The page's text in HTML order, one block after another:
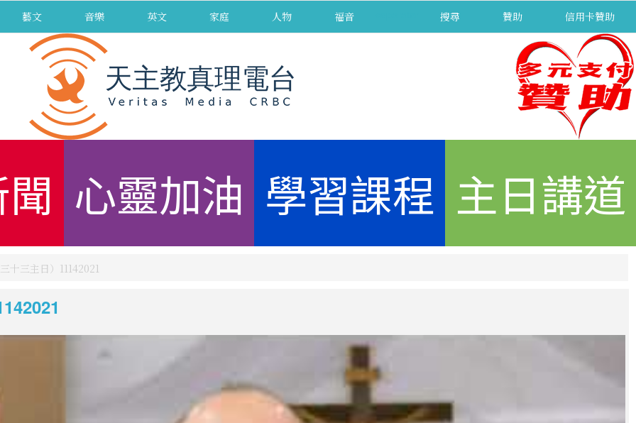
藝文 音樂 英文 家庭 人物 福音 搜尋 贊助 信用卡贊助
心靈加油 學習課程 主日講道
十三主日）11142021